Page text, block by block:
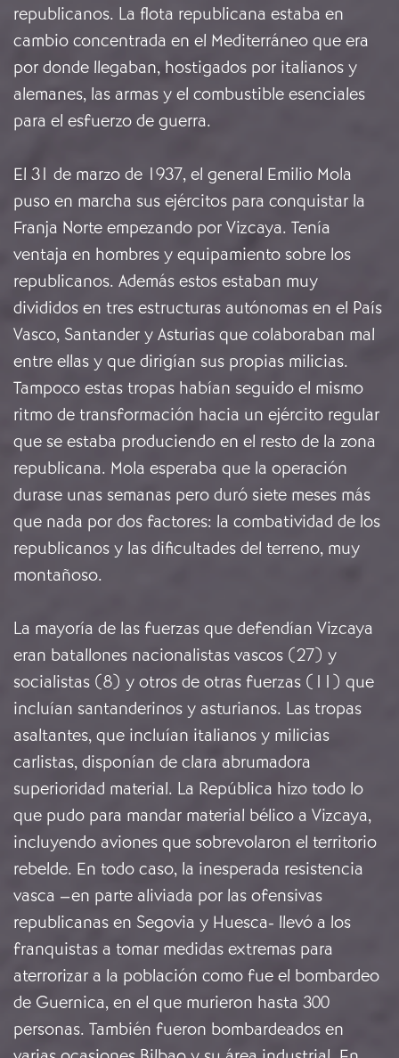
republicanos. La flota republicana estaba en
cambio concentrada en el Mediterráneo que era
por donde llegaban, hostigados por italianos y
alemanes, las armas y el combustible esenciales
para el esfuerzo de guerra.
El 31 de marzo de 1937, el general Emilio Mola
puso en marcha sus ejércitos para conquistar la
Franja Norte empezando por Vizcaya. Tenía
ventaja en hombres y equipamiento sobre los
republicanos. Además estos estaban muy
divididos en tres estructuras autónomas en el País
Vasco, Santander y Asturias que colaboraban mal
entre ellas y que dirigían sus propias milicias.
Tampoco estas tropas habían seguido el mismo
ritmo de transformación hacia un ejército regular
que se estaba produciendo en el resto de la zona
republicana. Mola esperaba que la operación
durase unas semanas pero duró siete meses más
que nada por dos factores: la combatividad de los
republicanos y las dificultades del terreno, muy
montañoso.
La mayoría de las fuerzas que defendían Vizcaya
eran batallones nacionalistas vascos (27) y
socialistas (8) y otros de otras fuerzas (11) que
incluían santanderinos y asturianos. Las tropas
asaltantes, que incluían italianos y milicias
carlistas, disponían de clara abrumadora
superioridad material. La República hizo todo lo
que pudo para mandar material bélico a Vizcaya,
incluyendo aviones que sobrevolaron el territorio
rebelde. En todo caso, la inesperada resistencia
vasca –en parte aliviada por las ofensivas
republicanas en Segovia y Huesca- llevó a los
franquistas a tomar medidas extremas para
aterrorizar a la población como fue el bombardeo
de Guernica, en el que murieron hasta 300
personas. También fueron bombardeados en